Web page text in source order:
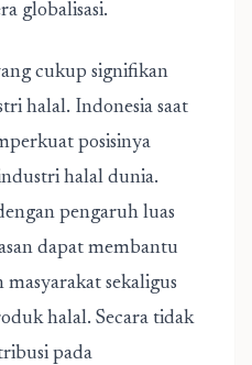
globalisasi.
cukup signifikan
halal. Indonesia saat
posisinya
halal dunia.
pengaruh luas
dapat membantu
sekaligus
halal. Secara tidak
pada